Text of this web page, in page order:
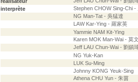
interprète
Stephen CHOW Sing-Chi -
NG Man-Tat - 吳猛達
LAW Kar-Ying - 羅家英
Yammie NAM Kit-Ying
Karen MOK Man-Wai - 莫
Jeff LAU Chun-Wai - 劉鎮
NG Yuk-Kan
LUK Su-Ming
Johnny KONG Yeuk-Sing
Athena CHU Yun - 朱茵